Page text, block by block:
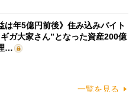
は年5億円前後》住み込みバイト
ガ大家さん”となった資産200億
…
一覧を見る